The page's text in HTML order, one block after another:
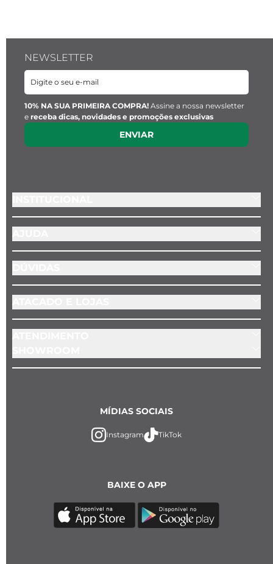
NEWSLETTER
10% NA SUA PRIMEIRA COMPRA! Assine a nossa newsletter
e receba dicas, novidades e promoções exclusivas
ENVIAR
BAIXE O APP
MÍDIAS SOCIAIS
Instagram TikTok